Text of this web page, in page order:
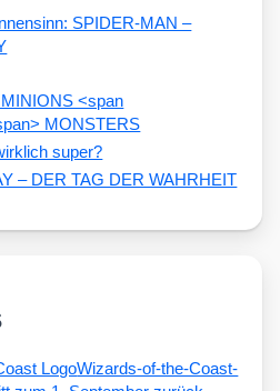
SPIDER-MAN –
<span
MONSTERS
super?
– DER TAG DER WAHRHEIT
Wizards-of-the-Coast-